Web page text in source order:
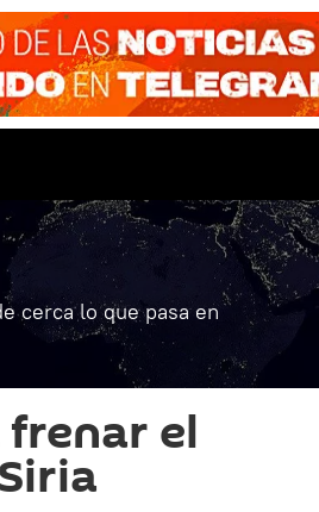
cerca lo que pasa en
el